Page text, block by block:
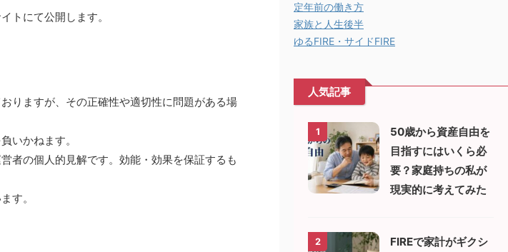
トにて公開します。
りますが、その正確性や適切性に問題がある場
いかねます。
者の個人的見解です。効能・効果を保証するも
す。
定年前の働き方
家族と人生後半
ゆるFIRE・サイドFIRE
人気記事
1
50歳から資産自由を
目指すにはいくら必
要？家庭持ちの私が
現実的に考えてみた
2
FIREで家計がギクシ